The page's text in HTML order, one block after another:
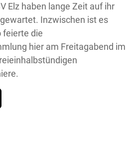
Elz haben lange Zeit auf ihr
Inzwischen ist es
feierte die
hier am Freitagabend im